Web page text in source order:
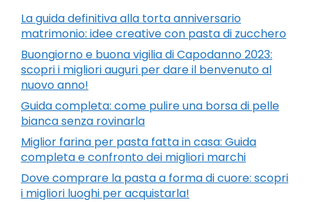
La guida definitiva alla torta anniversario
matrimonio: idee creative con pasta di zucchero
Buongiorno e buona vigilia di Capodanno 2023:
scopri i migliori auguri per dare il benvenuto al
nuovo anno!
Guida completa: come pulire una borsa di pelle
bianca senza rovinarla
Miglior farina per pasta fatta in casa: Guida
completa e confronto dei migliori marchi
Dove comprare la pasta a forma di cuore: scopri
i migliori luoghi per acquistarla!